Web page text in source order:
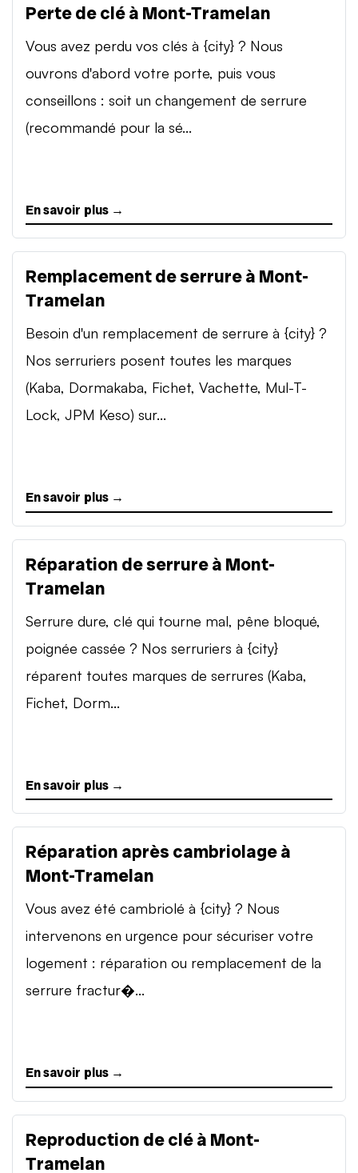
Perte de clé à Mont-Tramelan
Vous avez perdu vos clés à {city} ? Nous
ouvrons d'abord votre porte, puis vous
conseillons : soit un changement de serrure
(recommandé pour la sé...
En savoir plus →
Remplacement de serrure à Mont-
Tramelan
Besoin d'un remplacement de serrure à {city} ?
Nos serruriers posent toutes les marques
(Kaba, Dormakaba, Fichet, Vachette, Mul-T-
Lock, JPM Keso) sur...
En savoir plus →
Réparation de serrure à Mont-
Tramelan
Serrure dure, clé qui tourne mal, pêne bloqué,
poignée cassée ? Nos serruriers à {city}
réparent toutes marques de serrures (Kaba,
Fichet, Dorm...
En savoir plus →
Réparation après cambriolage à
Mont-Tramelan
Vous avez été cambriolé à {city} ? Nous
intervenons en urgence pour sécuriser votre
logement : réparation ou remplacement de la
serrure fractur�...
En savoir plus →
Reproduction de clé à Mont-
Tramelan